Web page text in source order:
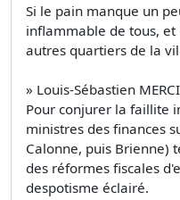
Si le pain manque un
inflammable de tous,
autres quartiers de la
» Louis-Sébastien
Pour conjurer la faillite
ministres des finances
Calonne, puis
des réformes fiscales
despotisme éclairé.